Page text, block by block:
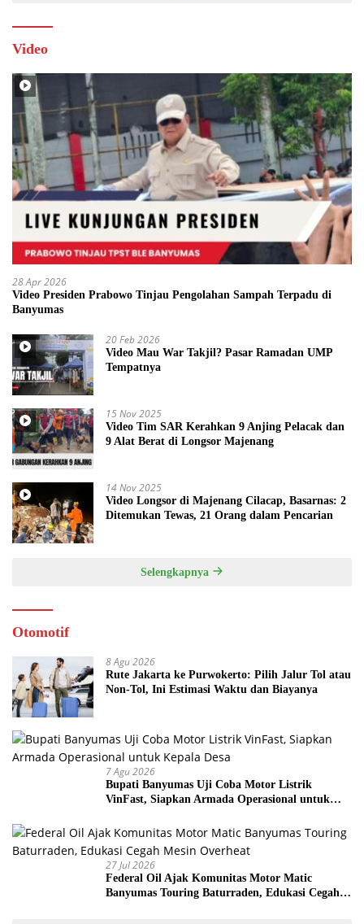
Video
28 Apr 2026
Video Presiden Prabowo Tinjau Pengolahan Sampah Terpadu di
Banyumas
20 Feb 2026
Video Mau War Takjil? Pasar Ramadan UMP
Tempatnya
15 Nov 2025
Video Tim SAR Kerahkan 9 Anjing Pelacak dan
9 Alat Berat di Longsor Majenang
14 Nov 2025
Video Longsor di Majenang Cilacap, Basarnas: 2
Ditemukan Tewas, 21 Orang dalam Pencarian
Selengkapnya
Otomotif
8 Agu 2026
Rute Jakarta ke Purwokerto: Pilih Jalur Tol atau
Non-Tol, Ini Estimasi Waktu dan Biayanya
7 Agu 2026
Bupati Banyumas Uji Coba Motor Listrik
VinFast, Siapkan Armada Operasional untuk
27 Jul 2026
Federal Oil Ajak Komunitas Motor Matic
Banyumas Touring Baturraden, Edukasi Cegah